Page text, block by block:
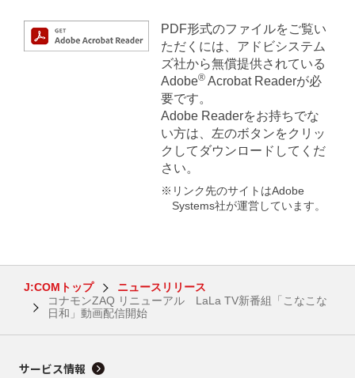
PDF形式のファイルをご覧い
ただくには、アドビシステム
ズ社から無償提供されている
Adobe®Acrobat Readerが必
要です。
Adobe Readerをお持ちでな
い方は、左のボタンをクリッ
クしてダウンロードしてくだ
さい。
※リンク先のサイトはAdobe
Systems社が運営しています。
J:COMトップ
ニュースリリース
コナモンZAQ リニューアル LaLa TV新番組「こなこな
日和」動画配信開始
サービス情報